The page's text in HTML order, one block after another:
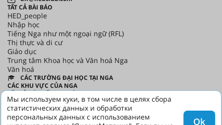
TẤT CẢ BÀI BÁO
HED_people
Nhập học
Tiếng Nga như một ngoại ngữ (RFL)
Thị thực và di cư
Giáo dục
Trung tâm Khoa học và Văn hoá Nga
Văn hoá
CÁC TRƯỜNG ĐẠI HỌC TẠI NGA
CÁC KHU VỰC CỦA NGA
TẤT CẢ CÁC SỐ TẠP CHÍ
TIN TỨC
ĐỐI TÁC
THỎA THUẬN NGƯỜI DÙNG
Мы используем куки, в том числе в целях сбора
статистических данных и обработки
персональных данных с использованием
Ok